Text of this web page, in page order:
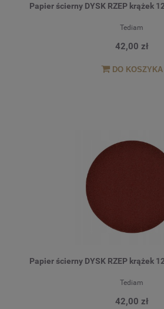
Papier ścierny DYSK RZEP krążek
Tediam
42,00 zł
DO KOSZYKA
Papier ścierny DYSK RZEP krążek
Tediam
42,00 zł